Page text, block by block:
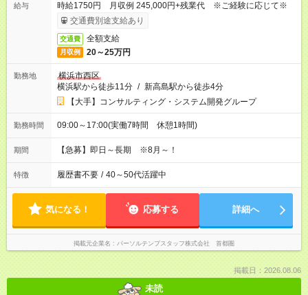
給与
時給1750円 月収例 245,000円+残業代 ※ご経験に応じて※
交通費別途支給あり
交通費 全額支給
月収例 20～25万円
勤務地
横浜市西区
横浜駅から徒歩11分 / 新高島駅から徒歩4分
【大手】コンサルティング・システム開発グループ
勤務時間 09:00～17:00(実働7時間 休憩1時間)
期間 【急募】即日～長期 ※8月～！
特徴 履歴書不要 / 40～50代活躍中
気になる！ 応募する 詳細へ
掲載元企業名 パーソルテンプスタッフ株式会社 首都圏
掲載日：2026.08.06
未読